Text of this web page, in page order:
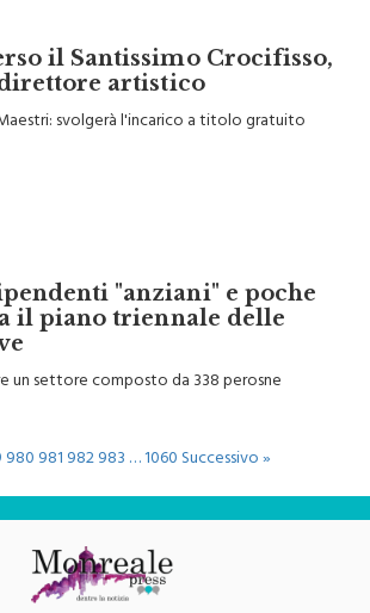
il Santissimo Crocifisso,
artistico
svolgerà l'incarico a titolo gratuito
"anziani" e poche
il piano triennale delle
un settore composto da 338 perosne
980981982983…1060Successivo »